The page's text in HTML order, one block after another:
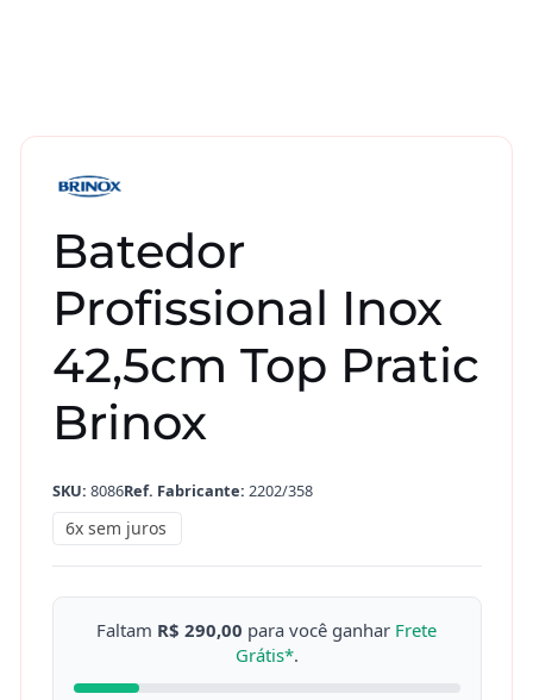
Batedor
Profissional Inox
42,5cm Top Pratic
Brinox
SKU: 8086Ref. Fabricante: 2202/358
6x sem juros
Faltam R$ 290,00 para você ganhar Frete
Grátis*.